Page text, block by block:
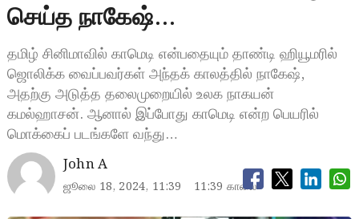
செய்த நாகேஷ்…
தமிழ் சினிமாவில் காமெடி என்பதையும் தாண்டி ஹியூமரில்
ஜொலிக்க வைப்பவர்கள் அந்தக் காலத்தில் நாகேஷ்,
அதற்கு அடுத்த தலைமுறையில் உலக நாகயன்
கமல்ஹாசன். ஆனால் இப்போது காமெடி என்ற பெயரில்
மொக்கைப் படங்களே வந்து…
John A
ஜூலை 18, 2024, 11:39 11:39 காலை